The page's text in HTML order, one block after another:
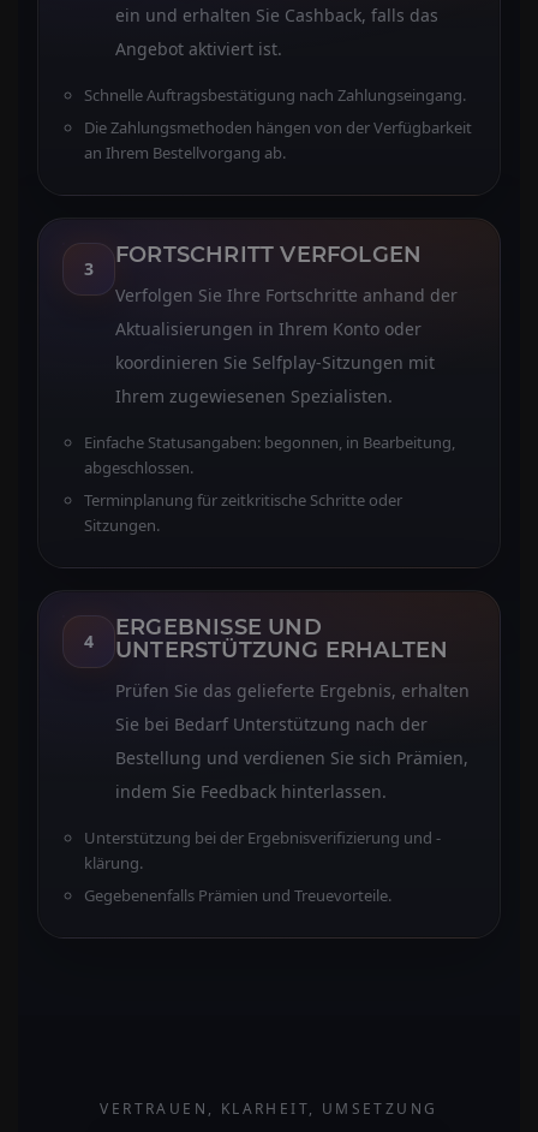
ein und erhalten Sie Cashback, falls das
Angebot aktiviert ist.
Schnelle Auftragsbestätigung nach Zahlungseingang.
Die Zahlungsmethoden hängen von der Verfügbarkeit
an Ihrem Bestellvorgang ab.
3
FORTSCHRITT VERFOLGEN
Verfolgen Sie Ihre Fortschritte anhand der
Aktualisierungen in Ihrem Konto oder
koordinieren Sie Selfplay-Sitzungen mit
Ihrem zugewiesenen Spezialisten.
Einfache Statusangaben: begonnen, in Bearbeitung,
abgeschlossen.
Terminplanung für zeitkritische Schritte oder
Sitzungen.
4
ERGEBNISSE UND
UNTERSTÜTZUNG ERHALTEN
Prüfen Sie das gelieferte Ergebnis, erhalten
Sie bei Bedarf Unterstützung nach der
Bestellung und verdienen Sie sich Prämien,
indem Sie Feedback hinterlassen.
Unterstützung bei der Ergebnisverifizierung und -
klärung.
Gegebenenfalls Prämien und Treuevorteile.
VERTRAUEN, KLARHEIT, UMSETZUNG